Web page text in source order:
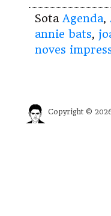
Sota Agenda,
annie bats,
noves
Copyright ©